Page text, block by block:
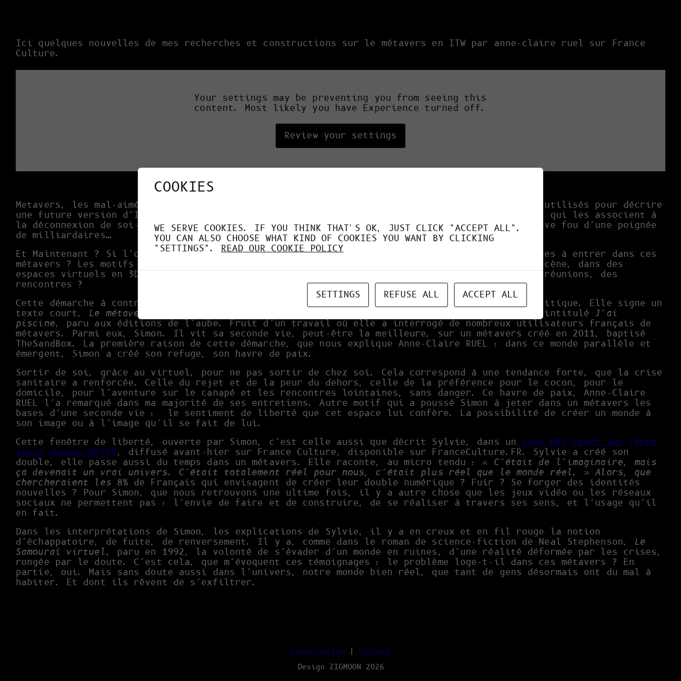
Ici quelques nouvelles de mes recherches et constructions sur le métavers en ITW par anne-claire ruel sur France
Culture.
Your settings may be preventing you from seeing this
content. Most likely you have Experience turned off.
Review your settings
Metavers, les mal-aimés : selon un sondage Ifop de janvier 2022, ces mondes virtuels, souvent utilisés pour décrire
une future version d’Internet, suscitent la crainte de trois quarts des Français. Des Français qui les associent à
la déconnexion de soi-même, au nouveau terrain de jeu du capitalisme, à la surveillance, au rêve fou d’une poignée
de milliardaires…
Et Maintenant ? Si l’on prenait au sérieux les raisons sincères qui poussent certaines personnes à entrer dans ces
métavers ? Les motifs réels qui les incitent à se créer un avatar, un double, pour mettre en scène, dans des
espaces virtuels en 3D, des événements de leur quotidien ; comme des cours, des concerts, des réunions, des
rencontres ?
Cette démarche à contre-pied, c’est celle d’Anne-Claire RUEL, enseignante en communication politique. Elle signe un
texte court, Le métavers, base arrière de la France heureuse , inscrit dans un livre collectif intitulé J’ai
piscine, paru aux éditions de l’aube. Fruit d’un travail où elle a interrogé de nombreux utilisateurs français de
métavers. Parmi eux, Simon. Il vit sa seconde vie, peut-être la meilleure, sur un métavers créé en 2011, baptisé
TheSandBox. La première raison de cette démarche, que nous explique Anne-Claire RUEL : dans ce monde parallèle et
émergent, Simon a créé son refuge, son havre de paix.
Sortir de soi, grâce au virtuel, pour ne pas sortir de chez soi. Cela correspond à une tendance forte, que la crise
sanitaire a renforcée. Celle du rejet et de la peur du dehors, celle de la préférence pour le cocon, pour le
domicile, pour l’aventure sur le canapé et les rencontres lointaines, sans danger. Ce havre de paix, Anne-Claire
RUEL l’a remarqué dans ma majorité de ses entretiens. Autre motif qui a poussé Simon à jeter dans un métavers les
bases d’une seconde vie : le sentiment de liberté que cet espace lui confère. La possibilité de créer un monde à
son image ou à l’image qu’il se fait de lui.
Cette fenêtre de liberté, ouverte par Simon, c’est celle aussi que décrit Sylvie, dans unopusDes Pieds Sur Terre,
signé Jeanne MAYER, diffusé avant-hier sur France Culture, disponible sur FranceCulture.FR. Sylvie a créé son
double, elle passe aussi du temps dans un métavers. Elle raconte, au micro tendu : « C’était de l’imaginaire, mais
ça devenait un vrai univers. C’était totalement réel pour nous, c’était plus réel que le monde réel. »Alors, que
chercheraient les 8% de Français qui envisagent de créer leur double numérique ? Fuir ? Se forger des identités
nouvelles ? Pour Simon, que nous retrouvons une ultime fois, il y a autre chose que les jeux vidéo ou les réseaux
sociaux ne permettent pas : l’envie de faire et de construire, de se réaliser à travers ses sens, et l’usage qu’il
en fait.
Dans les interprétations de Simon, les explications de Sylvie, il y a en creux et en fil rouge la notion
d’échappatoire, de fuite, de renversement. Il y a, comme dans le roman de science-fiction de Neal Stephenson, Le
Samouraï virtuel, paru en 1992, la volonté de s’évader d’un monde en ruines, d’une réalité déformée par les crises,
rongée par le doute. C’est cela, que m’évoquent ces témoignages : le problème loge-t-il dans ces métavers ? En
partie, oui. Mais sans doute aussi dans l’univers, notre monde bien réel, que tant de gens désormais ont du mal à
habiter. Et dont ils rêvent de s’exfiltrer.
Legal notice
Contact
Design ZIGMOON 2026
COOKIES
WE SERVE COOKIES. IF YOU THINK THAT'S OK, JUST CLICK "ACCEPT ALL".
YOU CAN ALSO CHOOSE WHAT KIND OF COOKIES YOU WANT BY CLICKING
"SETTINGS". READ OUR COOKIE POLICY
SETTINGS REFUSE ALL ACCEPT ALL